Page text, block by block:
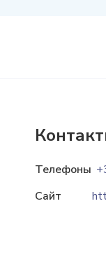
Телефоны
Сайт